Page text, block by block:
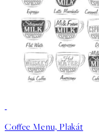
Coffee Menu, Plakát